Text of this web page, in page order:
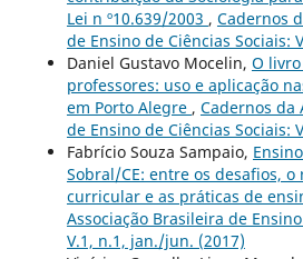
Lei n º10.639/2003 , Cadernos
de Ensino de Ciências Sociais:
Daniel Gustavo Mocelin, O
professores: uso e aplicação
em Porto Alegre , Cadernos da
de Ensino de Ciências Sociais:
Fabrício Souza Sampaio,
Sobral/CE: entre os desafios,
curricular e as práticas de
Associação Brasileira de
V.1, n.1, jan./jun. (2017)